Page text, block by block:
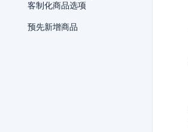
客制化商品选项
预先新增商品